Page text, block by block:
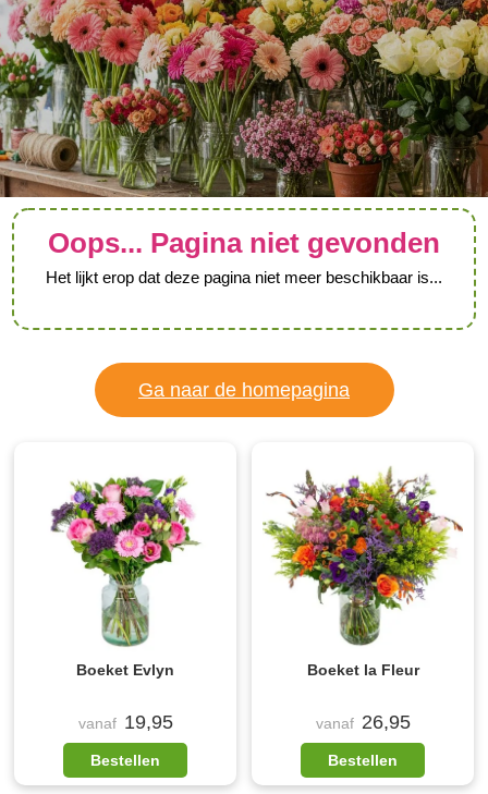
Oops... Pagina niet gevonden
Het lijkt erop dat deze pagina niet meer beschikbaar is...
Ga naar de homepagina
Boeket Evlyn
vanaf 19,95
Bestellen
Boeket la Fleur
vanaf 26,95
Bestellen